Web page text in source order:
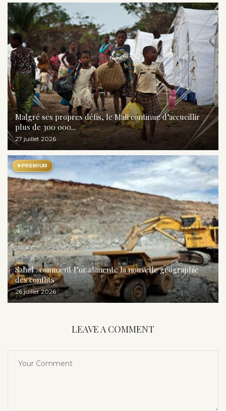
Malgré ses propres défis, le Mali continue d’accueillir
plus de 300 000...
27 juillet 2026
★PREMIUM
Sahel : comment l’or alimente la nouvelle géographie
des conflits
26 juillet 2026
LEAVE A COMMENT